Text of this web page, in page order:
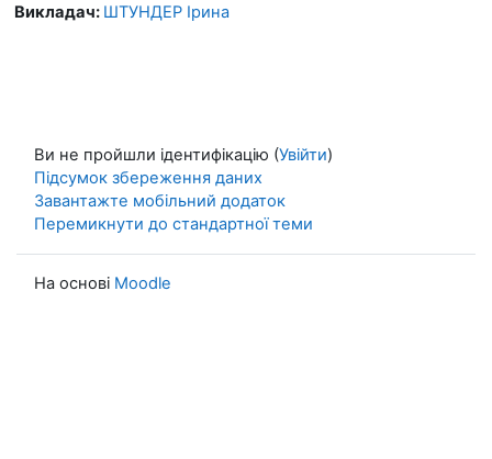
Викладач: ШТУНДЕР Ірина
Ви не пройшли ідентифікацію (Увійти)
Підсумок збереження даних
Завантажте мобільний додаток
Перемикнути до стандартної теми
На основі Moodle